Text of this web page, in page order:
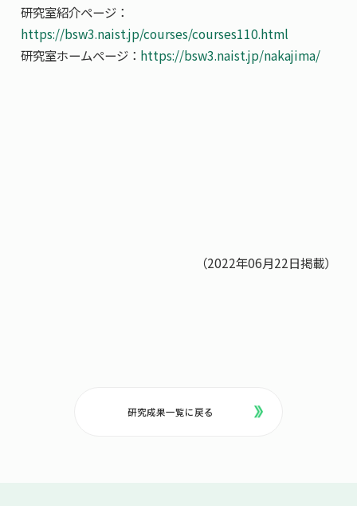
研究室紹介ページ：
https://bsw3.naist.jp/courses/courses110.html
研究室ホームページ： https://bsw3.naist.jp/nakajima/
（2022年06月22日掲載）
研究成果一覧に戻る